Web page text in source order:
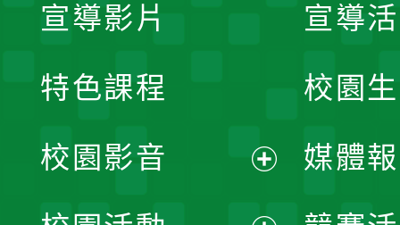
宣導
校園
媒體
宣導影片
特色課程
校園影音